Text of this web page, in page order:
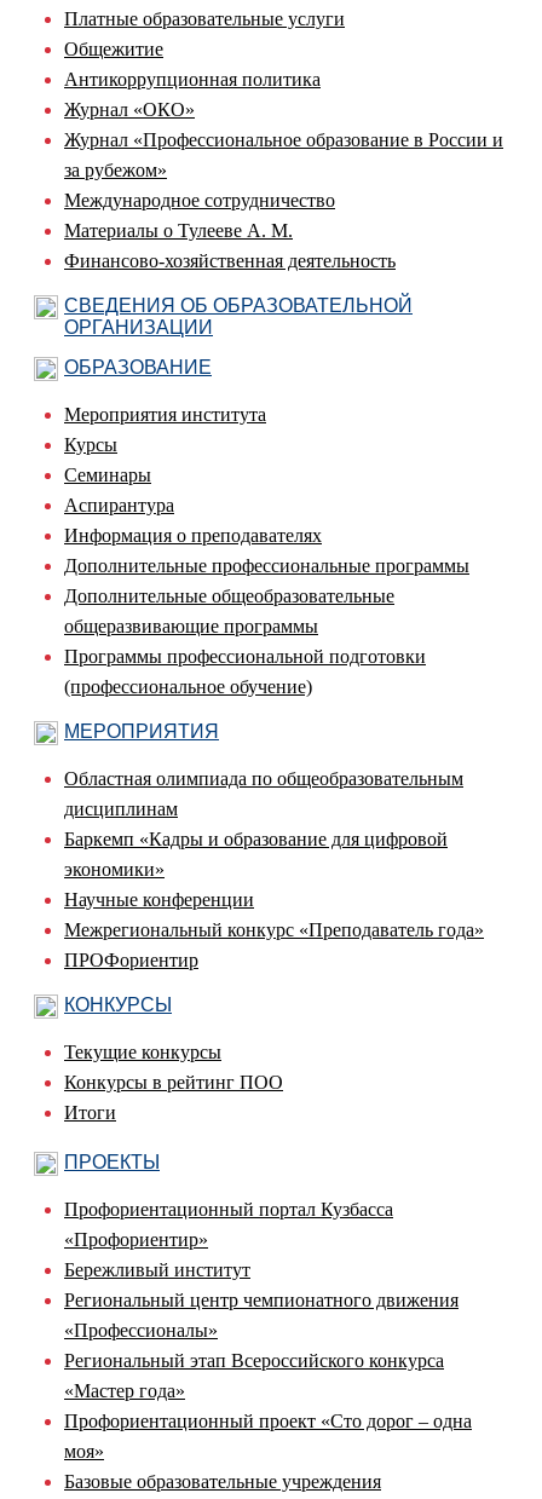
Платные образовательные услуги
Общежитие
Антикоррупционная политика
Журнал «ОКО»
Журнал «Профессиональное образование в России и
за рубежом»
Международное сотрудничество
Материалы о Тулееве А. М.
Финансово-хозяйственная деятельность
СВЕДЕНИЯ ОБ ОБРАЗОВАТЕЛЬНОЙ
ОРГАНИЗАЦИИ
ОБРАЗОВАНИЕ
Мероприятия института
Курсы
Семинары
Аспирантура
Информация о преподавателях
Дополнительные профессиональные программы
Дополнительные общеобразовательные
общеразвивающие программы
Программы профессиональной подготовки
(профессиональное обучение)
МЕРОПРИЯТИЯ
Областная олимпиада по общеобразовательным
дисциплинам
Баркемп «Кадры и образование для цифровой
экономики»
Научные конференции
Межрегиональный конкурс «Преподаватель года»
ПРОФориентир
КОНКУРСЫ
Текущие конкурсы
Конкурсы в рейтинг ПОО
Итоги
ПРОЕКТЫ
Профориентационный портал Кузбасса
«Профориентир»
Бережливый институт
Региональный центр чемпионатного движения
«Профессионалы»
Региональный этап Всероссийского конкурса
«Мастер года»
Профориентационный проект «Сто дорог – одна
моя»
Базовые образовательные учреждения